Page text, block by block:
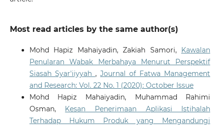
Most read articles by the same author(s)
Mohd Hapiz Mahaiyadin, Zakiah Samori, Kawalan
Penularan Wabak Merbahaya Menurut Perspektif
Siasah Syar'iiyyah ,Journal of Fatwa Management
and Research: Vol. 22 No. 1 (2020): October Issue
Mohd Hapiz Mahaiyadin, Muhammad Rahimi
Osman, Kesan Penerimaan Aplikasi Istihalah
Terhadap Hukum Produk yang Mengandungi